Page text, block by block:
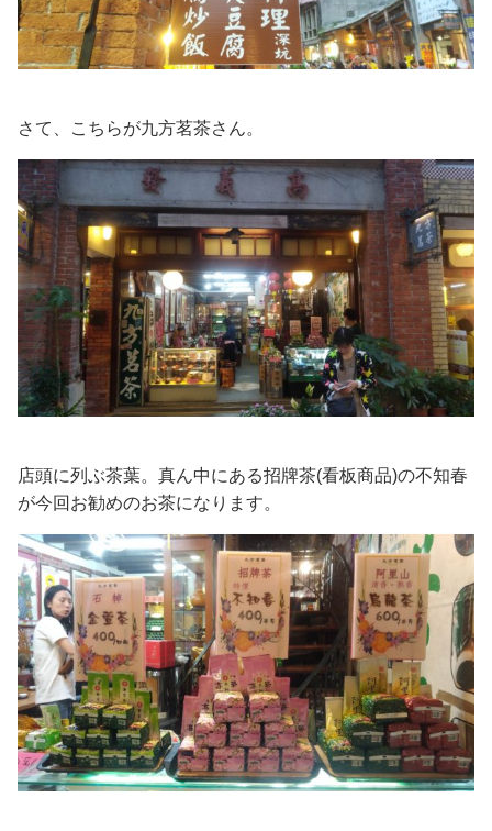
さて、こちらが九方茗茶さん。
店頭に列ぶ茶葉。真ん中にある招牌茶(看板商品)の不知春
が今回お勧めのお茶になります。